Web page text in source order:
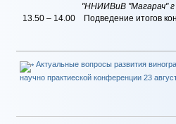
"ННИИВиВ "Магарач" г
13.50 – 14.00 Подведение итогов
Актуальные вопросы развития
научно практиеской конференции 23